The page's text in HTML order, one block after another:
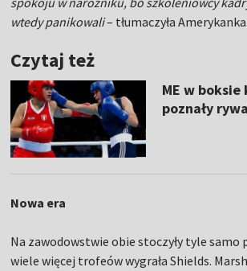
wtedy panikowali– tłumaczyła Amerykanka.
Czytaj też
ME w
poznały
Nowa era
Na zawodowstwie obie stoczyły tyle samo
wiele więcej trofeów wygrała Shields.